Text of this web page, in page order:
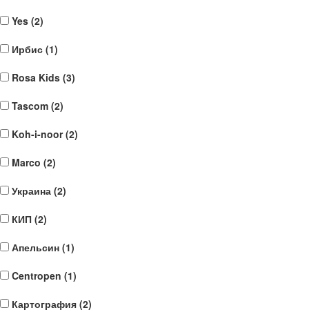
Yes (2)
Ирбис (1)
Rosa Kids (3)
Tascom (2)
Koh-i-noor (2)
Marco (2)
Украина (2)
КИП (2)
Апельсин (1)
Centropen (1)
Картография (2)